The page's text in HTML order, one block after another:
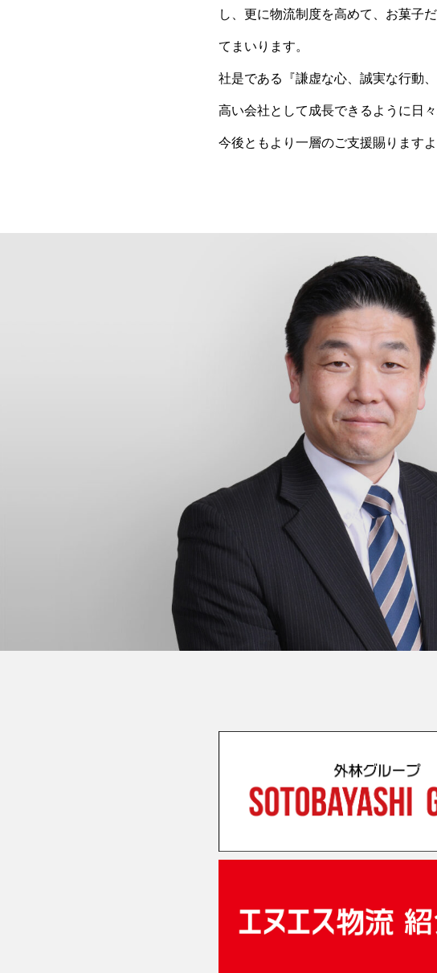
し、更に物流制度を⾼めて、お菓⼦
てまいります。
社是である『謙虚な⼼、誠実な⾏動
⾼い会社として成⻑できるように⽇
今後ともより⼀層のご⽀援賜ります